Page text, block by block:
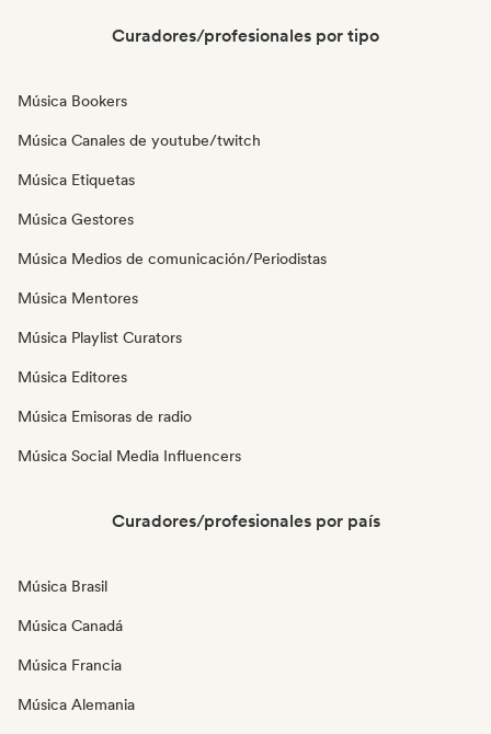
Curadores/profesionales por tipo
Música Bookers
Música Canales de youtube/twitch
Música Etiquetas
Música Gestores
Música Medios de comunicación/Periodistas
Música Mentores
Música Playlist Curators
Música Editores
Música Emisoras de radio
Música Social Media Influencers
Curadores/profesionales por país
Música Brasil
Música Canadá
Música Francia
Música Alemania